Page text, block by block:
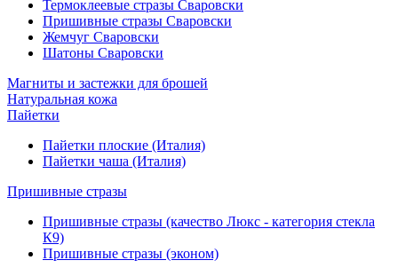
Термоклеевые стразы Сваровски
Пришивные стразы Сваровски
Жемчуг Сваровски
Шатоны Сваровски
Магниты и застежки для брошей
Натуральная кожа
Пайетки
Пайетки плоские (Италия)
Пайетки чаша (Италия)
Пришивные стразы
Пришивные стразы (качество Люкс - категория стекла
К9)
Пришивные стразы (эконом)